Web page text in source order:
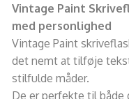
Vintage Paint
med personlighed
Vintage Paint
det nemt at tilføje
stilfulde måder.
De er perfekte til både